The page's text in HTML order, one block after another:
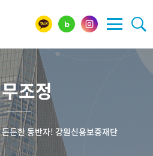
조정
든한 동반자! 강원신용보증재단